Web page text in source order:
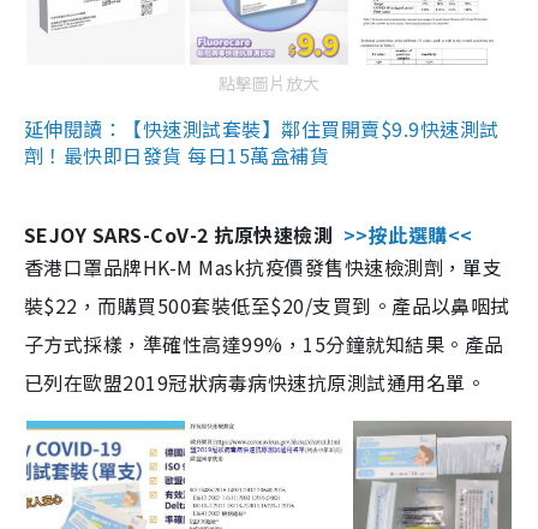
點擊圖片放大
延伸閱讀：【快速測試套裝】鄰住買開賣$9.9快速測試
劑！最快即日發貨 每日15萬盒補貨
SEJOY SARS-CoV-2 抗原快速檢測 >>按此選購<<
香港口罩品牌HK-M Mask抗疫價發售快速檢測劑，單支
裝$22，而購買500套裝低至$20/支買到。產品以鼻咽拭
子方式採樣，準確性高達99%，15分鐘就知結果。產品
已列在歐盟2019冠狀病毒病快速抗原測試通用名單。